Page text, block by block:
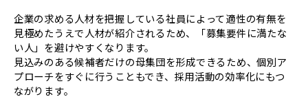
企業の求める人材を把握している社員によって適性の有無を
見極めたうえで人材が紹介されるため、「募集要件に満たな
い人」を避けやすくなります。
見込みのある候補者だけの母集団を形成できるため、個別ア
プローチをすぐに行うこともでき、採用活動の効率化にもつ
ながります。